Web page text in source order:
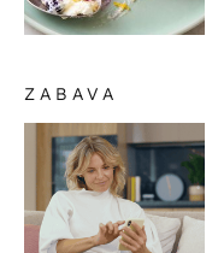
ZABAVA